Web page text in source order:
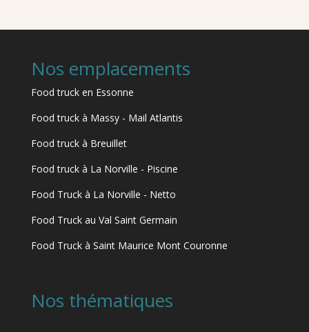
Nos emplacements
Food truck en Essonne
Food truck à Massy - Mail Atlantis
Food truck à Breuillet
Food truck à La Norville - Piscine
Food Truck à La Norville - Netto
Food Truck au Val Saint Germain
Food Truck à Saint Maurice Mont Couronne
Nos thématiques